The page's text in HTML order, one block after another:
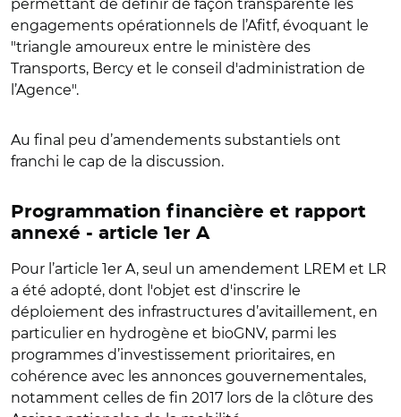
permettant de définir de façon transparente les
engagements opérationnels de l’Afitf, évoquant le
"triangle amoureux entre le ministère des
Transports, Bercy et le conseil d'administration de
l’Agence".
Au final peu d’amendements substantiels ont
franchi le cap de la discussion.
Programmation financière et rapport
annexé - article 1er A
Pour l’article 1er A, seul un amendement LREM et LR
a été adopté, dont l'objet est d'inscrire le
déploiement des infrastructures d’avitaillement, en
particulier en hydrogène et bioGNV, parmi les
programmes d’investissement prioritaires, en
cohérence avec les annonces gouvernementales,
notamment celles de fin 2017 lors de la clôture des